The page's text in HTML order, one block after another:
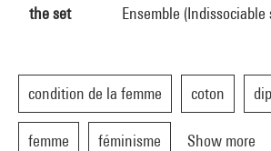
the set
Ensemble
condition de la femme coton
femme féminisme Show more